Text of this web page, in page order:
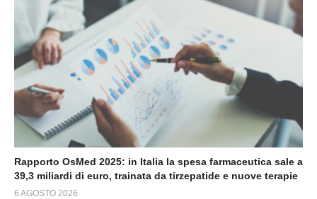
Rapporto OsMed 2025: in Italia la spesa farmaceutica sale a
39,3 miliardi di euro, trainata da tirzepatide e nuove terapie
6 AGOSTO 2026